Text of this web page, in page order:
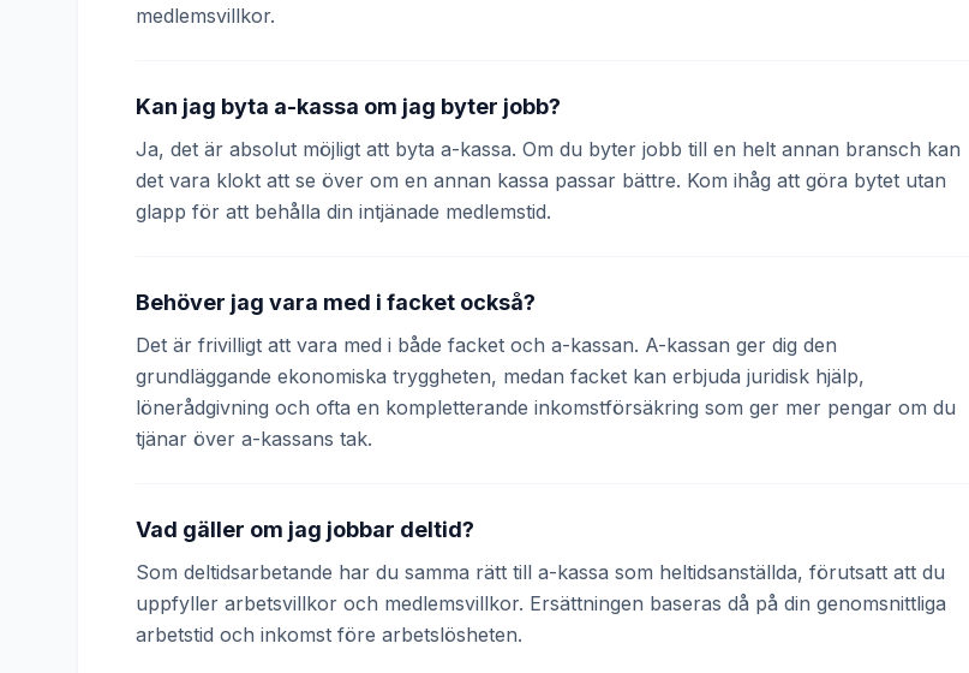
medlemsvillkor.
Kan jag byta a-kassa om jag byter jobb?
Ja, det är absolut möjligt att byta a-kassa. Om du byter jobb till en helt annan bransch kan
det vara klokt att se över om en annan kassa passar bättre. Kom ihåg att göra bytet utan
glapp för att behålla din intjänade medlemstid.
Behöver jag vara med i facket också?
Det är frivilligt att vara med i både facket och a-kassan. A-kassan ger dig den
grundläggande ekonomiska tryggheten, medan facket kan erbjuda juridisk hjälp,
lönerådgivning och ofta en kompletterande inkomstförsäkring som ger mer pengar om du
tjänar över a-kassans tak.
Vad gäller om jag jobbar deltid?
Som deltidsarbetande har du samma rätt till a-kassa som heltidsanställda, förutsatt att du
uppfyller arbetsvillkor och medlemsvillkor. Ersättningen baseras då på din genomsnittliga
arbetstid och inkomst före arbetslösheten.